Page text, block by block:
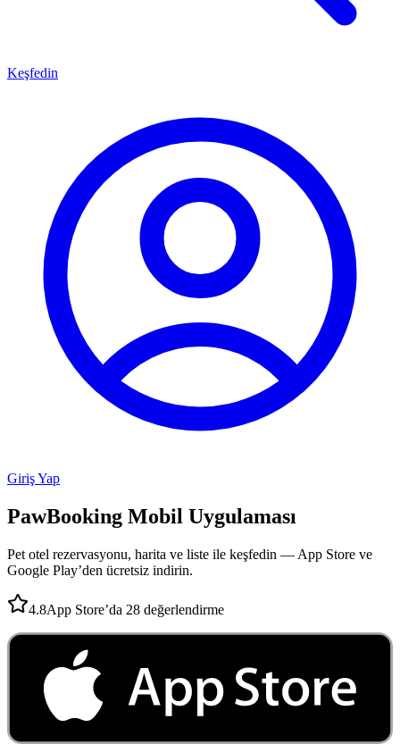
Keşfedin
Giriş Yap
PawBooking Mobil Uygulaması
Pet otel rezervasyonu, harita ve liste ile keşfedin — App Store ve
Google Play’den ücretsiz indirin.
4.8App Store’da 28 değerlendirme